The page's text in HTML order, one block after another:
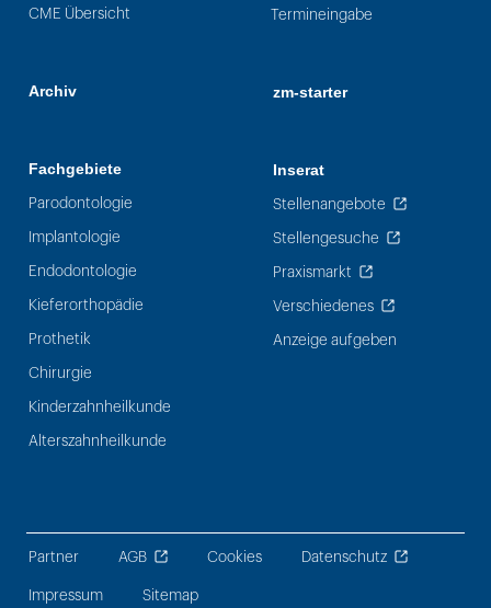
CME Übersicht
Archiv
Fachgebiete
Parodontologie
Implantologie
Endodontologie
Kieferorthopädie
Prothetik
Chirurgie
Kinderzahnheilkunde
Alterszahnheilkunde
Termineingabe
zm-starter
Inserat
Stellenangebote
Stellengesuche
Praxismarkt
Verschiedenes
Anzeige aufgeben
Partner AGB Cookies Datenschutz
Impressum Sitemap